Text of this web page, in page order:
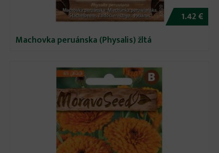
1.42 €
Machovka peruánska (Physalis) žltá